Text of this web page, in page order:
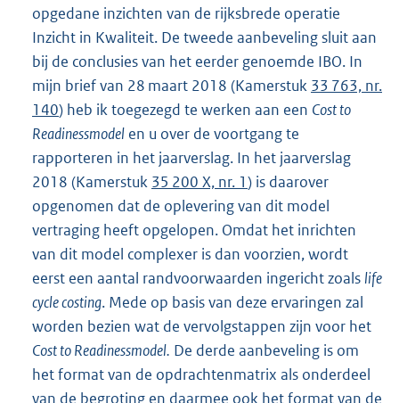
opgedane inzichten van de rijksbrede operatie
Inzicht in Kwaliteit. De tweede aanbeveling sluit aan
bij de conclusies van het eerder genoemde IBO. In
mijn brief van 28 maart 2018 (Kamerstuk 33 763, nr.
140) heb ik toegezegd te werken aan een Cost to
Readinessmodel en u over de voortgang te
rapporteren in het jaarverslag. In het jaarverslag
2018 (Kamerstuk 35 200 X, nr. 1) is daarover
opgenomen dat de oplevering van dit model
vertraging heeft opgelopen. Omdat het inrichten
van dit model complexer is dan voorzien, wordt
eerst een aantal randvoorwaarden ingericht zoals life
cycle costing. Mede op basis van deze ervaringen zal
worden bezien wat de vervolgstappen zijn voor het
Cost to Readinessmodel. De derde aanbeveling is om
het format van de opdrachtenmatrix als onderdeel
van de begroting en daarmee ook het format van de